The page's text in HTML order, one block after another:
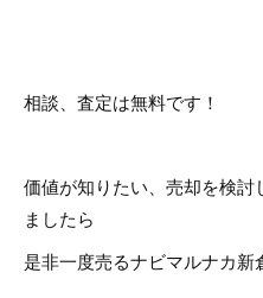
相談、査定は無料です！
価値が知りたい、売却を検
ましたら
是非一度売るナビマルナカ新